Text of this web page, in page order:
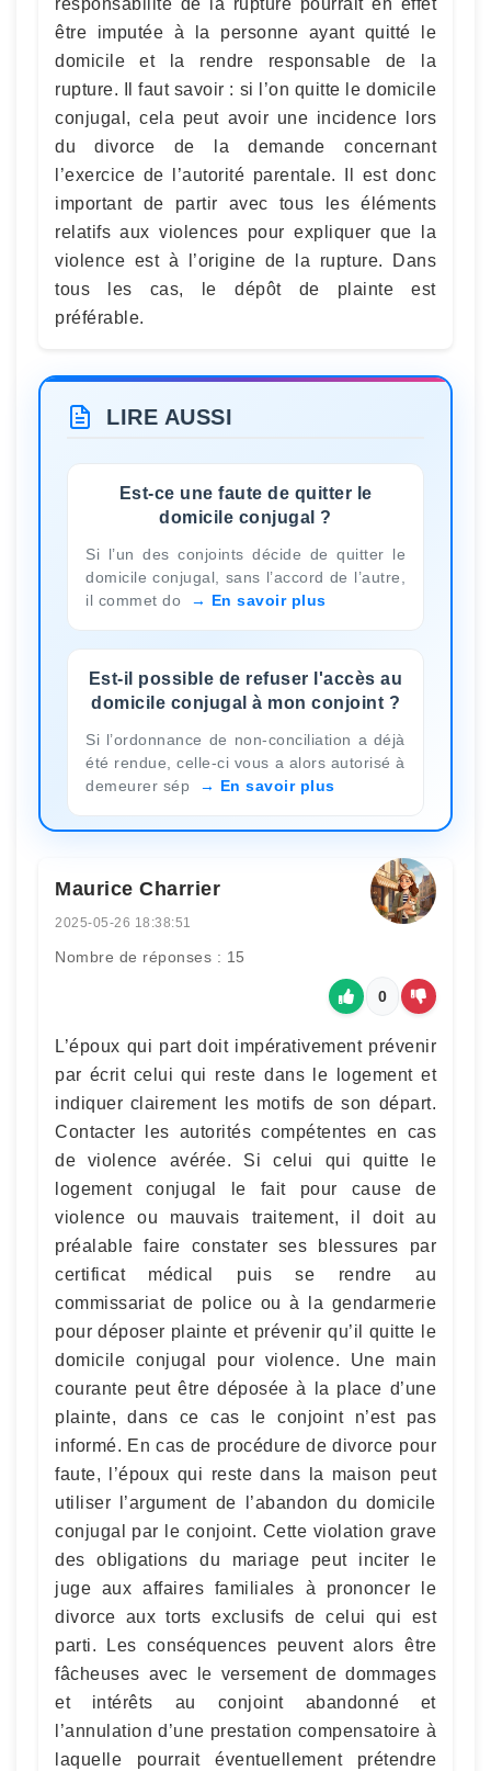
responsabilité de la rupture pourrait en effet
être imputée à la personne ayant quitté le
domicile et la rendre responsable de la
rupture. Il faut savoir : si l’on quitte le domicile
conjugal, cela peut avoir une incidence lors
du divorce de la demande concernant
l’exercice de l’autorité parentale. Il est donc
important de partir avec tous les éléments
relatifs aux violences pour expliquer que la
violence est à l’origine de la rupture. Dans
tous les cas, le dépôt de plainte est
préférable.
LIRE AUSSI
Est-ce une faute de quitter le
domicile conjugal ?
Si l’un des conjoints décide de quitter le
domicile conjugal, sans l’accord de l’autre,
il commet do
En savoir plus
Est-il possible de refuser l'accès au
domicile conjugal à mon conjoint ?
Si l’ordonnance de non-conciliation a déjà
été rendue, celle-ci vous a alors autorisé à
demeurer sép
En savoir plus
Maurice Charrier
2025-05-26 18:38:51
Nombre de réponses : 15
0
L’époux qui part doit impérativement prévenir
par écrit celui qui reste dans le logement et
indiquer clairement les motifs de son départ.
Contacter les autorités compétentes en cas
de violence avérée. Si celui qui quitte le
logement conjugal le fait pour cause de
violence ou mauvais traitement, il doit au
préalable faire constater ses blessures par
certificat médical puis se rendre au
commissariat de police ou à la gendarmerie
pour déposer plainte et prévenir qu’il quitte le
domicile conjugal pour violence. Une main
courante peut être déposée à la place d’une
plainte, dans ce cas le conjoint n’est pas
informé. En cas de procédure de divorce pour
faute, l’époux qui reste dans la maison peut
utiliser l’argument de l’abandon du domicile
conjugal par le conjoint. Cette violation grave
des obligations du mariage peut inciter le
juge aux affaires familiales à prononcer le
divorce aux torts exclusifs de celui qui est
parti. Les conséquences peuvent alors être
fâcheuses avec le versement de dommages
et intérêts au conjoint abandonné et
l’annulation d’une prestation compensatoire à
laquelle pourrait éventuellement prétendre